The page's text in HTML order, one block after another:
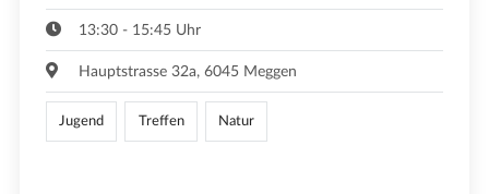
13:30 - 15:45 Uhr
Hauptstrasse 32a, 6045 Meggen
Jugend Treffen Natur